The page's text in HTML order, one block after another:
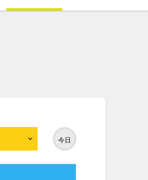
今日